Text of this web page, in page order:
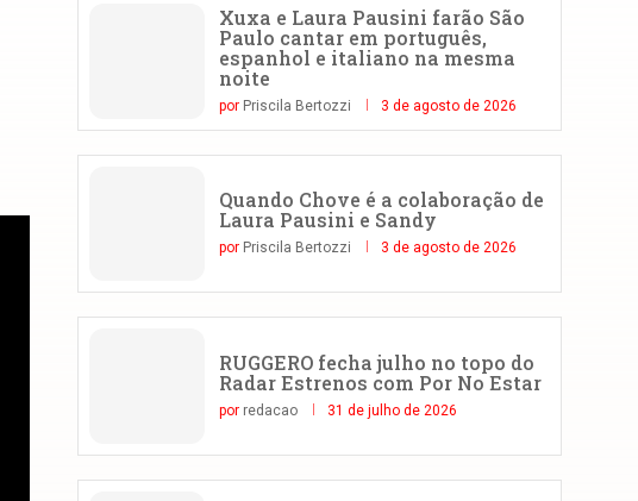
Xuxa e Laura Pausini farão São
Paulo cantar em português,
espanhol e italiano na mesma
noite
por Priscila Bertozzi 3 de agosto de 2026
Quando Chove é a colaboração de
Laura Pausini e Sandy
por Priscila Bertozzi 3 de agosto de 2026
RUGGERO fecha julho no topo do
Radar Estrenos com Por No Estar
por redacao 31 de julho de 2026